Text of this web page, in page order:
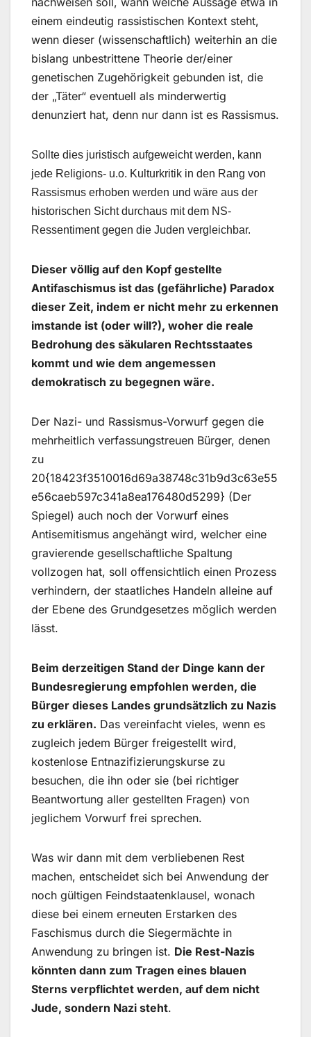
einem eindeutig rassistischen Kontext steht,
wenn dieser (wissenschaftlich) weiterhin an die
bislang unbestrittene Theorie der/einer
genetischen Zugehörigkeit gebunden ist, die
der „Täter“ eventuell als minderwertig
denunziert hat, denn nur dann ist es Rassismus.
Sollte dies juristisch aufgeweicht werden, kann
jede Religions- u.o. Kulturkritik in den Rang von
Rassismus erhoben werden und wäre aus der
historischen Sicht durchaus mit dem NS-
Ressentiment gegen die Juden vergleichbar.
Dieser völlig auf den Kopf gestellte
Antifaschismus ist das (gefährliche) Paradox
dieser Zeit, indem er nicht mehr zu erkennen
imstande ist (oder will?), woher die reale
Bedrohung des säkularen Rechtsstaates
kommt und wie dem angemessen
demokratisch zu begegnen wäre.
Der Nazi- und Rassismus-Vorwurf gegen die
mehrheitlich verfassungstreuen Bürger, denen
zu
20{18423f3510016d69a38748c31b9d3c63e55
e56caeb597c341a8ea176480d5299} (Der
Spiegel) auch noch der Vorwurf eines
Antisemitismus angehängt wird, welcher eine
gravierende gesellschaftliche Spaltung
vollzogen hat, soll offensichtlich einen Prozess
verhindern, der staatliches Handeln alleine auf
der Ebene des Grundgesetzes möglich werden
lässt.
Beim derzeitigen Stand der Dinge kann der
Bundesregierung empfohlen werden, die
Bürger dieses Landes grundsätzlich zu Nazis
zu erklären. Das vereinfacht vieles, wenn es
zugleich jedem Bürger freigestellt wird,
kostenlose Entnazifizierungskurse zu
besuchen, die ihn oder sie (bei richtiger
Beantwortung aller gestellten Fragen) von
jeglichem Vorwurf frei sprechen.
Was wir dann mit dem verbliebenen Rest
machen, entscheidet sich bei Anwendung der
noch gültigen Feindstaatenklausel, wonach
diese bei einem erneuten Erstarken des
Faschismus durch die Siegermächte in
Anwendung zu bringen ist. Die Rest-Nazis
könnten dann zum Tragen eines blauen
Sterns verpflichtet werden, auf dem nicht
Jude, sondern Nazi steht.